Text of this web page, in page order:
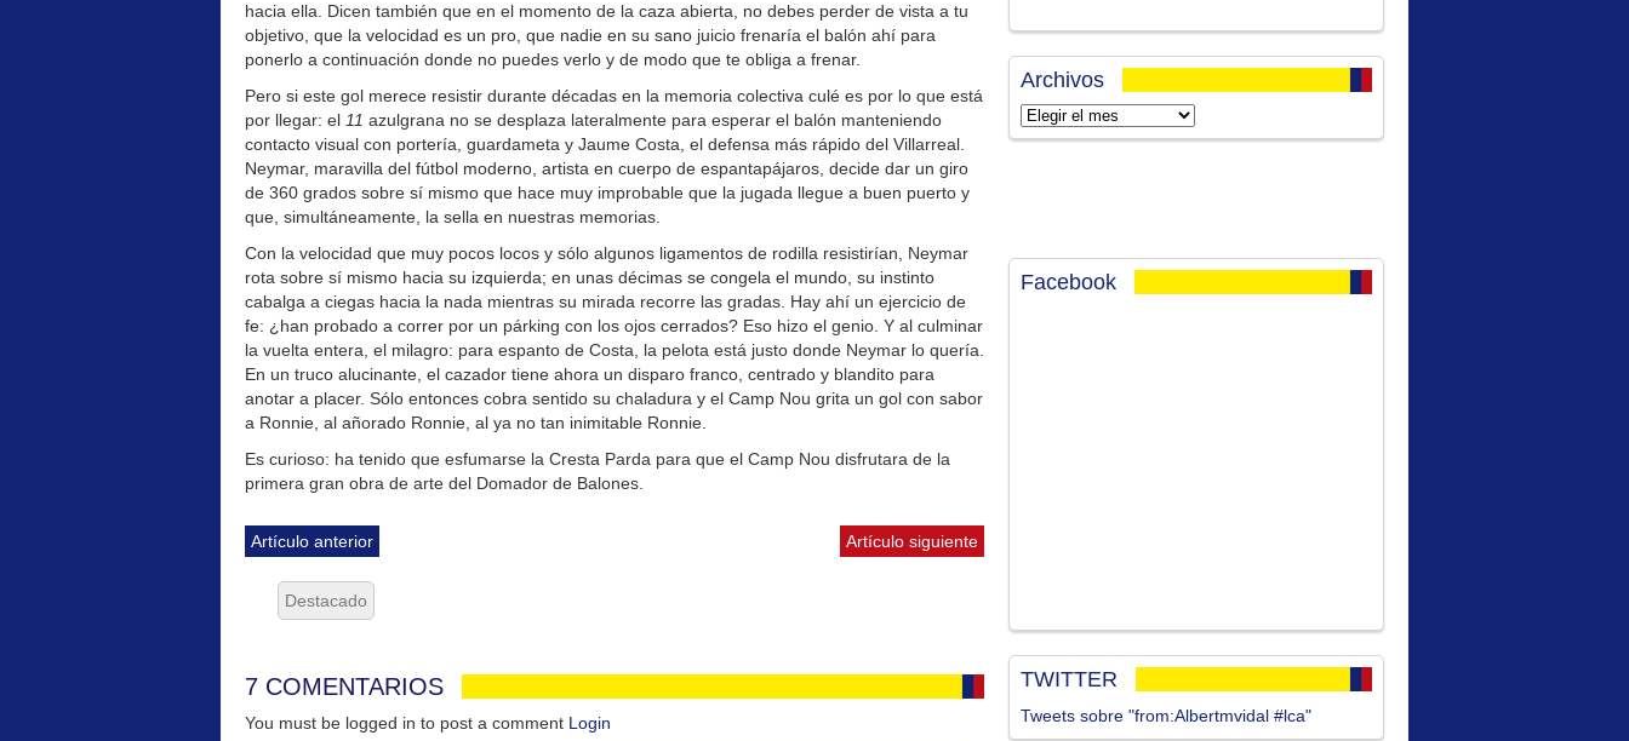
hacia ella. Dicen también que en el momento de la caza abierta, no debes perder de vista a tu
objetivo, que la velocidad es un pro, que nadie en su sano juicio frenaría el balón ahí para
ponerlo a continuación donde no puedes verlo y de modo que te obliga a frenar.
Pero si este gol merece resistir durante décadas en la memoria colectiva culé es por lo que está
por llegar: el 11 azulgrana no se desplaza lateralmente para esperar el balón manteniendo
contacto visual con portería, guardameta y Jaume Costa, el defensa más rápido del Villarreal.
Neymar, maravilla del fútbol moderno, artista en cuerpo de espantapájaros, decide dar un giro
de 360 grados sobre sí mismo que hace muy improbable que la jugada llegue a buen puerto y
que, simultáneamente, la sella en nuestras memorias.
Con la velocidad que muy pocos locos y sólo algunos ligamentos de rodilla resistirían, Neymar
rota sobre sí mismo hacia su izquierda; en unas décimas se congela el mundo, su instinto
cabalga a ciegas hacia la nada mientras su mirada recorre las gradas. Hay ahí un ejercicio de
fe: ¿han probado a correr por un párking con los ojos cerrados? Eso hizo el genio. Y al culminar
la vuelta entera, el milagro: para espanto de Costa, la pelota está justo donde Neymar lo quería.
En un truco alucinante, el cazador tiene ahora un disparo franco, centrado y blandito para
anotar a placer. Sólo entonces cobra sentido su chaladura y el Camp Nou grita un gol con sabor
a Ronnie, al añorado Ronnie, al ya no tan inimitable Ronnie.
Es curioso: ha tenido que esfumarse la Cresta Parda para que el Camp Nou disfrutara de la
primera gran obra de arte del Domador de Balones.
Artículo anterior Artículo siguiente
Destacado
7 COMENTARIOS
You must be logged in to post a comment Login
Archivos
Archivos
Facebook
TWITTER
Tweets sobre "from:Albertmvidal #lca"